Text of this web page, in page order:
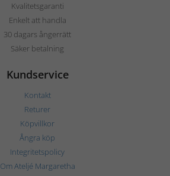
Kvalitetsgaranti
Enkelt att handla
30 dagars ångerrätt
Säker betalning
Kundservice
Kontakt
Returer
Köpvillkor
Ångra köp
Integritetspolicy
Om Ateljé Margaretha